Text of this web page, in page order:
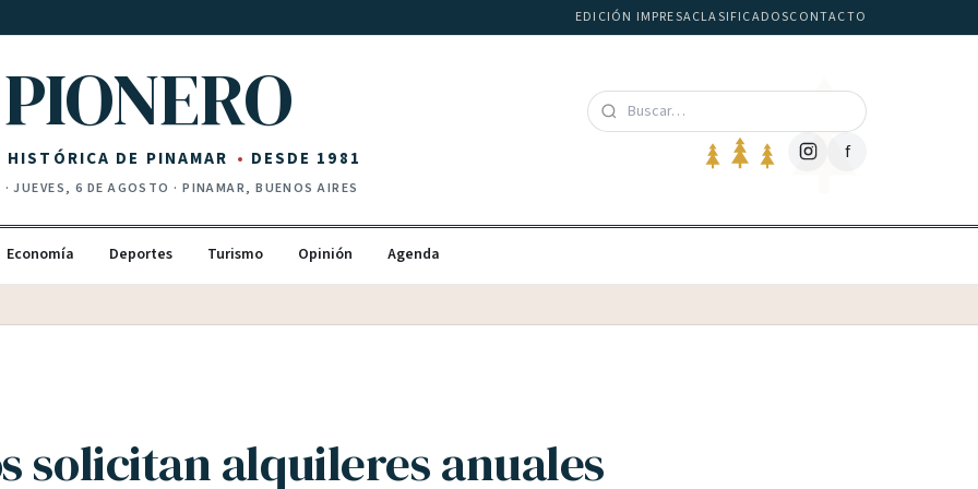
EDICIÓN IMPRESACLASIFICADOSCONTACTO
PIONERO
HISTÓRICA DE PINAMAR DESDE 1981
·JUEVES, 6 DE AGOSTO · PINAMAR, BUENOS AIRES
f
Economía Deportes Turismo Opinión Agenda
solicitan alquileres anuales